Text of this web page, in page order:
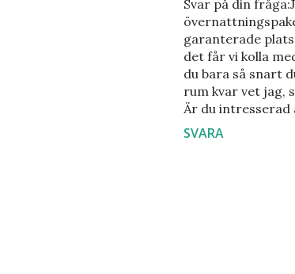
Svar på din
garanterade
det får vi kolla
du bara så snart
rum kvar vet jag,
Är du intresserad
SVARA